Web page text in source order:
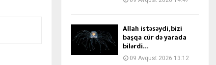
Allah istəsəydi, bizi
başqa cür də yarada
bilərdi…
09 Avqust 2026 13:12